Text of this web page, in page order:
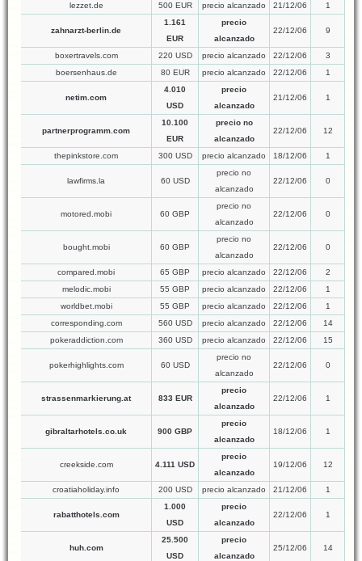
lezzet.de
500 EUR precio alcanzado 21/12/06 1
zahnarzt-berlin.de
1.161
EUR
precio
alcanzado
22/12/06 9
boxertravels.com 220 USD precio alcanzado 22/12/06
3
boersenhaus.de
80 EUR precio alcanzado 22/12/06 1
netim.com
4.010
USD
precio
alcanzado
21/12/06 1
partnerprogramm.com
10.100
EUR
precio no
alcanzado
22/12/06 12
thepinkstore.com 300 USD precio alcanzado 18/12/06 1
lawfirms.la 60 USD
precio no
alcanzado
22/12/06 0
motored.mobi 60 GBP
precio no
alcanzado
22/12/06 0
bought.mobi 60 GBP
precio no
alcanzado
22/12/06 0
compared.mobi 65 GBP precio alcanzado 22/12/06
2
melodic.mobi
55 GBP precio alcanzado 22/12/06
1
worldbet.mobi
55 GBP precio alcanzado 22/12/06
1
corresponding.com
560 USD precio alcanzado 22/12/06
14
pokeraddiction.com
360 USD precio alcanzado 22/12/06 15
pokerhighlights.com 60 USD
precio no
alcanzado
22/12/06 0
strassenmarkierung.at 833 EUR
precio
alcanzado
22/12/06 1
gibraltarhotels.co.uk 900 GBP
precio
alcanzado
18/12/06 1
creekside.com 4.111 USD
precio
alcanzado
19/12/06 12
croatiaholiday.info 200 USD precio alcanzado 21/12/06 1
rabatthotels.com
1.000
USD
precio
alcanzado
22/12/06 1
huh.com
25.500
USD
precio
alcanzado
25/12/06 14